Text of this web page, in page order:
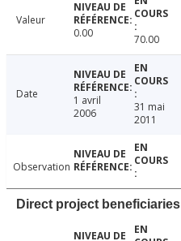
Valeur
0.00
70.00
Date
1 avril
2006
31 mai
2011
Observation
Direct project beneficiaries